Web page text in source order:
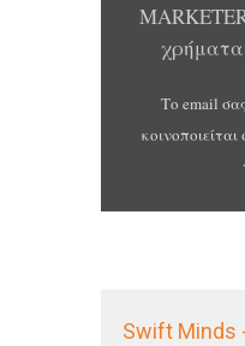
Το email
Swift Minds